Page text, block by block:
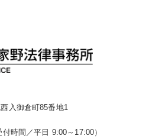
入御倉町85番地1
時間／平日 9:00～17:00）